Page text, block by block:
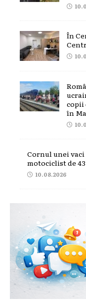
În
copii
în
Cornul unei
motociclist de
10.08.2026